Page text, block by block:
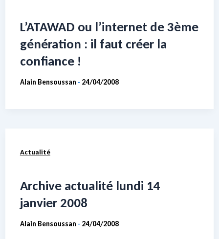
L’ATAWAD ou l’internet de 3ème
génération : il faut créer la
confiance !
Alain Bensoussan - 24/04/2008
Actualité
Archive actualité lundi 14
janvier 2008
Alain Bensoussan - 24/04/2008